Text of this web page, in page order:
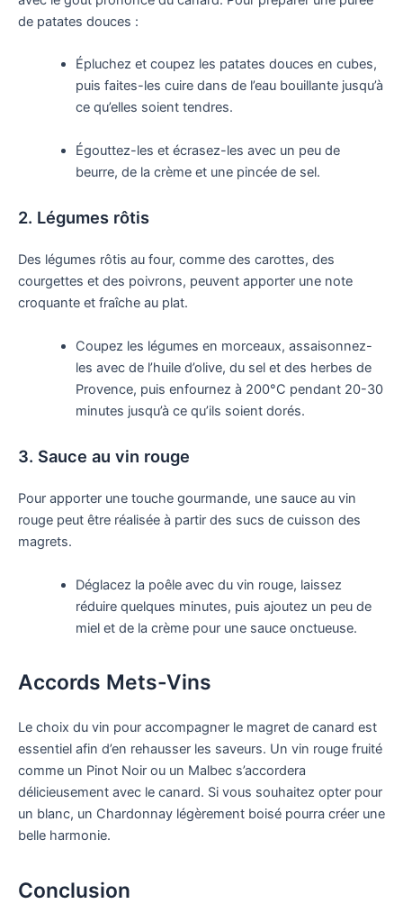
de patates douces :
Épluchez et coupez les patates douces en cubes,
puis faites-les cuire dans de l’eau bouillante jusqu’à
ce qu’elles soient tendres.
Égouttez-les et écrasez-les avec un peu de
beurre, de la crème et une pincée de sel.
2. Légumes rôtis
Des légumes rôtis au four, comme des carottes, des
courgettes et des poivrons, peuvent apporter une note
croquante et fraîche au plat.
Coupez les légumes en morceaux, assaisonnez-
les avec de l’huile d’olive, du sel et des herbes de
Provence, puis enfournez à 200°C pendant 20-30
minutes jusqu’à ce qu’ils soient dorés.
3. Sauce au vin rouge
Pour apporter une touche gourmande, une sauce au vin
rouge peut être réalisée à partir des sucs de cuisson des
magrets.
Déglacez la poêle avec du vin rouge, laissez
réduire quelques minutes, puis ajoutez un peu de
miel et de la crème pour une sauce onctueuse.
Accords Mets-Vins
Le choix du vin pour accompagner le magret de canard est
essentiel afin d’en rehausser les saveurs. Un vin rouge fruité
comme un Pinot Noir ou un Malbec s’accordera
délicieusement avec le canard. Si vous souhaitez opter pour
un blanc, un Chardonnay légèrement boisé pourra créer une
belle harmonie.
Conclusion